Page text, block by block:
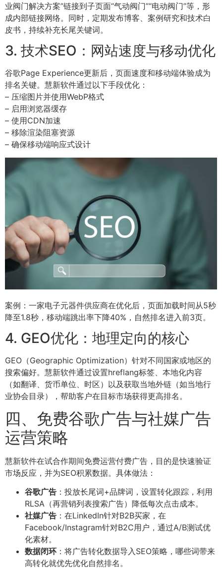
业阀门解决方案”链接到子页面“气动阀门”“电动阀门”等，形
成内部链接网络。同时，定期发布博客、案例研究和技术白
皮书，持续补充长尾关键词。
3. 技术SEO：网站速度与移动优化
谷歌Page Experience更新后，页面速度和移动端体验成为
排名关键。慧新软件通过以下手段优化：
– 压缩图片并使用WebP格式
– 启用浏览器缓存
– 使用CDN加速
– 移除渲染阻塞资源
– 确保移动端响应式设计
案例：一家电子元器件供应商在优化后，页面加载时间从5秒
降至1.8秒，移动端跳出率下降40%，自然排名进入前3页。
4. GEO优化：地理定向的核心
GEO（Geographic Optimization）针对不同国家或地区的
搜索偏好。慧新软件通过设置hreflang标签、本地化内容
（如翻译、货币单位、时区）以及获取当地外链（如当地行
业协会目录），帮助客户在目标市场获得更高排名。
四、免费谷歌广告与社媒广告
运营策略
慧新软件在试合作期间免费运营付费广告，目的是快速验证
市场反应，并为SEO积累数据。具体做法：
谷歌广告 ：投放长尾词+品牌词，设置转化跟踪，利用
RLSA（再营销列表搜索广告）降低每次点击成本。
社媒广告 ：在LinkedIn针对B2B买家，在
Facebook/Instagram针对B2C用户，通过A/B测试优
化素材。
数据闭环：将广告转化数据导入SEO策略，哪些词带来
高转化就优先优化自然排名。